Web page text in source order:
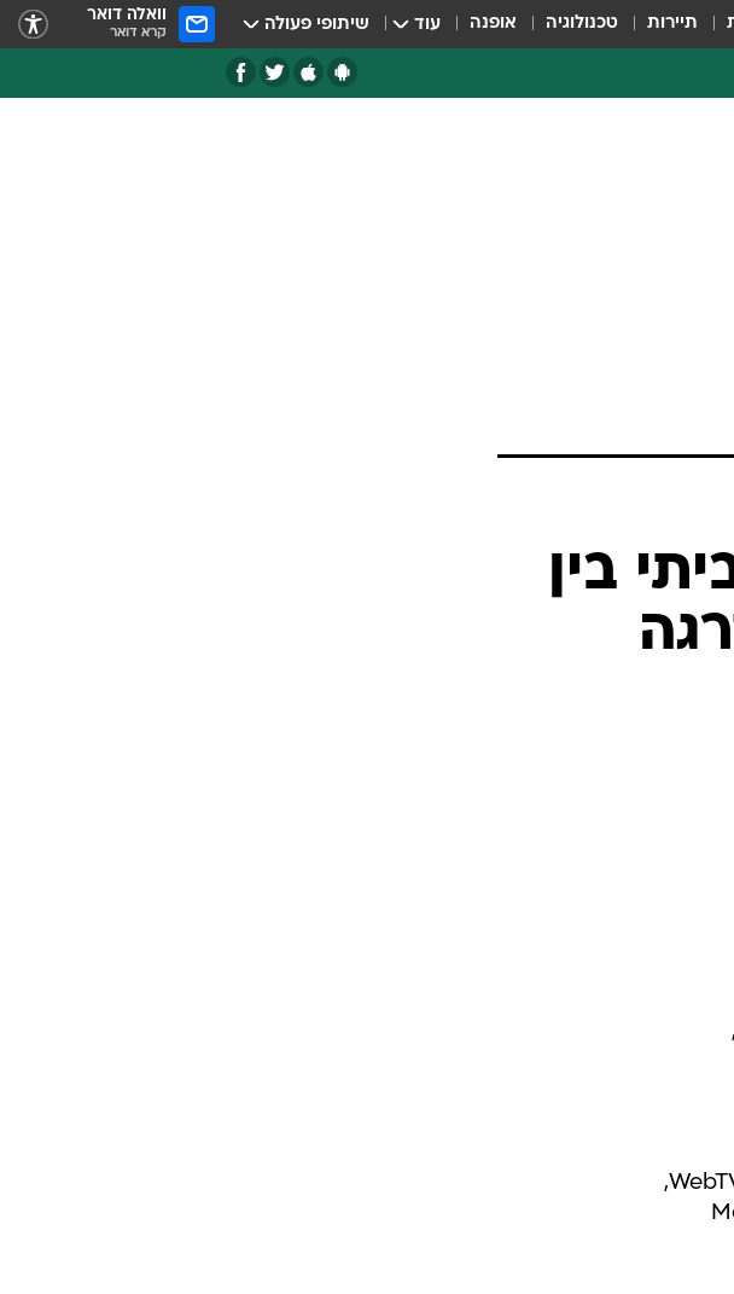
תיירות טכנולוגיה אופנה עוד שיתופי פעולה וואלה דואר
קרא דואר
בין